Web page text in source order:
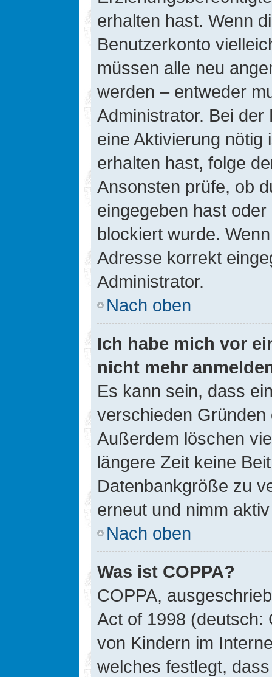
erhalten hast. Wenn
Benutzerkonto
müssen alle neu
werden – entweder
Administrator. Bei
eine Aktivierung nötig
erhalten hast, folge
Ansonsten prüfe, ob
eingegeben hast
blockiert wurde.
Adresse korrekt
Administrator.
Nach oben
Ich habe mich vor
nicht mehr
Es kann sein, dass
verschieden
Außerdem löschen
längere Zeit keine
Datenbankgröße zu
erneut und nimm
Nach oben
Was ist COPPA?
COPPA,
Act of 1998 (deutsch:
von Kindern im
welches festlegt,